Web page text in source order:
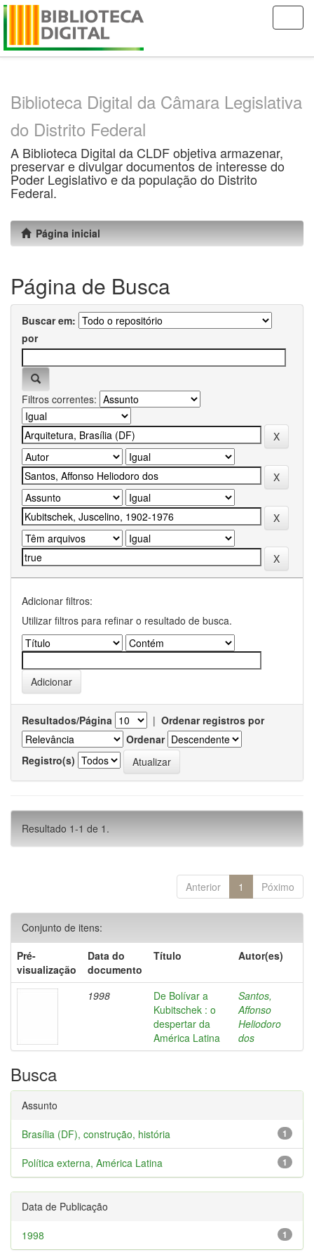
Skip
Biblioteca Digital da Câmara Legislativa
do Distrito Federal
A Biblioteca Digital da CLDF objetiva armazenar,
preservar e divulgar documentos de interesse do
Poder Legislativo e da população do Distrito
Federal.
Página inicial
Página de Busca
Buscar em:
por
Filtros correntes:
Adicionar filtros:
Utilizar filtros para refinar o resultado de busca.
Resultados/Página | Ordenar registros por
Ordenar
Registro(s)
Resultado 1-1 de 1.
Anterior 1 Póximo
Conjunto de itens:
Pré-
visualização
Data do
documento
Título Autor(es)
1998
De Bolívar a
Kubitschek : o
despertar da
América Latina
Santos,
Affonso
Heliodoro
dos
Busca
Assunto
1
Brasília (DF), construção, história
1
Política externa, América Latina
Data de Publicação
1
1998